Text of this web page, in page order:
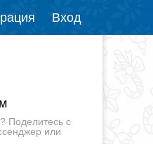
Вход
Поделитесь с
или